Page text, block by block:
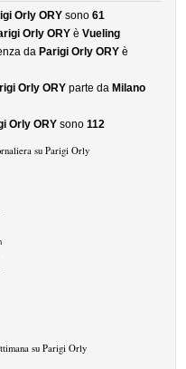
Orly ORY sono61
Orly ORY èVueling
da Parigi Orly ORY è
Orly ORY parte da Milano
Orly ORY sono112
su Parigi Orly
su Parigi Orly